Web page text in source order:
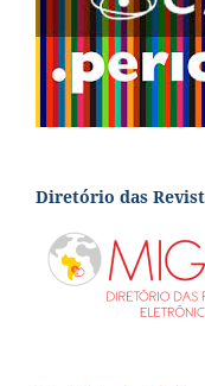
Diretório das